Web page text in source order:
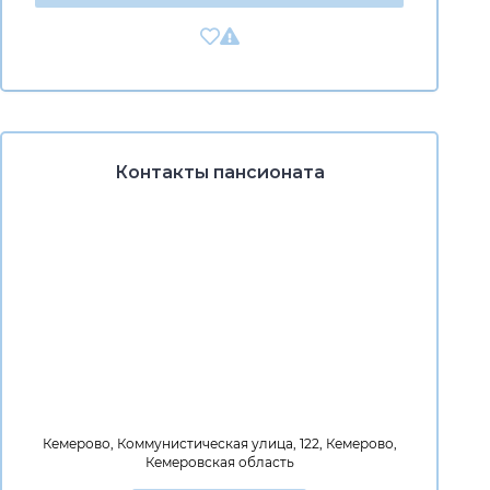
Контакты пансионата
Кемерово, Коммунистическая улица, 122, Кемерово,
Кемеровская область